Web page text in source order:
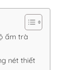
ấm trà
nét thiết